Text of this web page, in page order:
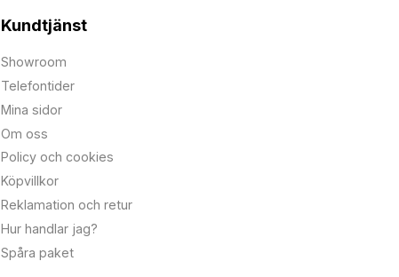
Kundtjänst
Showroom
Telefontider
Mina sidor
Om oss
Policy och cookies
Köpvillkor
Reklamation och retur
Hur handlar jag?
Spåra paket